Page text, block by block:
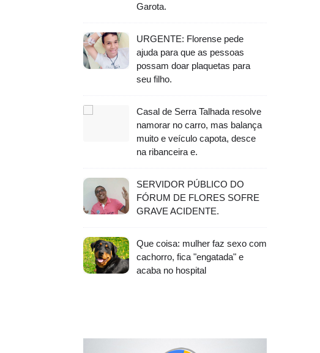
Garota.
URGENTE: Florense pede
ajuda para que as pessoas
possam doar plaquetas para
seu filho.
Casal de Serra Talhada resolve
namorar no carro, mas balança
muito e veículo capota, desce
na ribanceira e.
SERVIDOR PÚBLICO DO
FÓRUM DE FLORES SOFRE
GRAVE ACIDENTE.
Que coisa: mulher faz sexo com
cachorro, fica "engatada" e
acaba no hospital